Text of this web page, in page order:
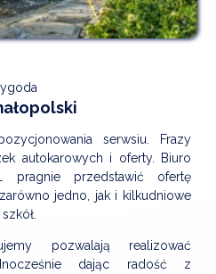
serwsiu. Frazy
autokarowych i oferty. Biuro
pragnie przedstawić ofertę
jedno, jak i kilkudniowe
pozwalają realizować
dając radość z